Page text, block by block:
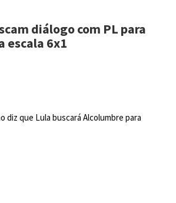
diálogo com PL para
escala 6x1